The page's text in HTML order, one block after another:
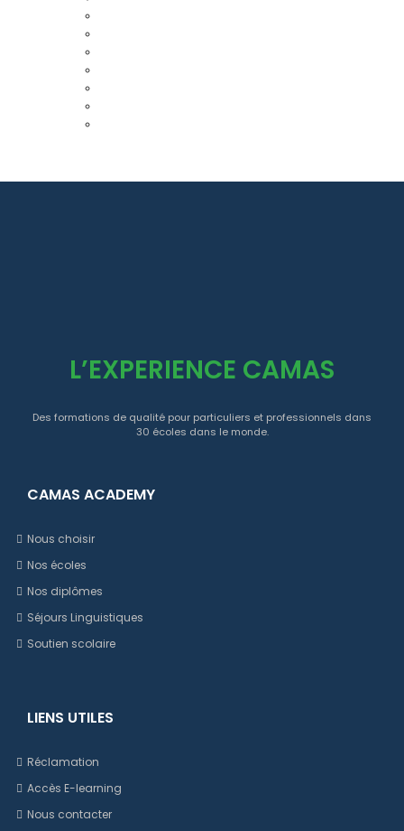
L’EXPERIENCE CAMAS
Des formations de qualité pour particuliers et professionnels dans
30 écoles dans le monde.
CAMAS ACADEMY
Nous choisir
Nos écoles
Nos diplômes
Séjours Linguistiques
Soutien scolaire
LIENS UTILES
Réclamation
Accès E-learning
Nous contacter